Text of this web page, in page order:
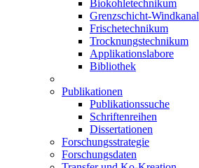
Biokohletechnikum
Grenzschicht-Windkanal
Frischetechnikum
Trocknungstechnikum
Applikationslabore
Bibliothek
Publikationen
Publikationssuche
Schriftenreihen
Dissertationen
Forschungsstrategie
Forschungsdaten